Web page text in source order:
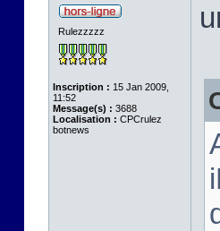
Rulezzzzz
Inscription : 15 Jan 2009,
11:52
Message(s) : 3688
Localisation : CPCrulez
botnews